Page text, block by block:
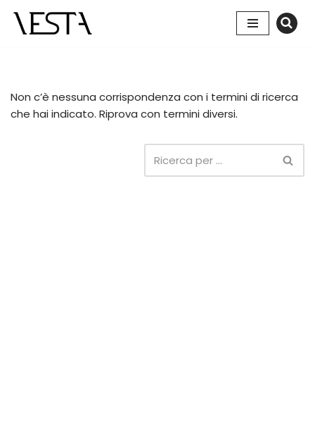
Vai
Non c’è nessuna corrispondenza con i termini di ricerca
che hai indicato. Riprova con termini diversi.